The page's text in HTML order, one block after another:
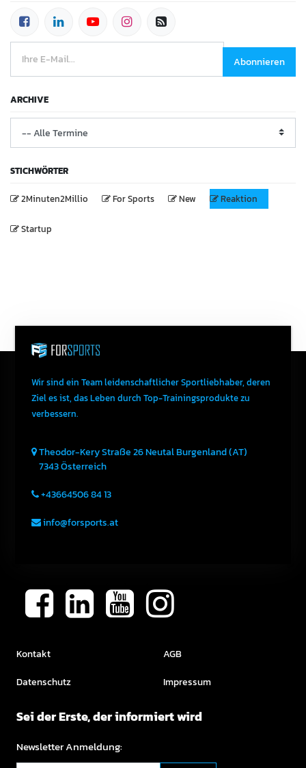
Abonnieren
ARCHIVE
STICHWÖRTER
2Minuten2Millio For Sports New Reaktion
Startup
Wir sind ein Team leidenschaftlicher Sportliebhaber, deren
Ziel es ist, das Leben durch Top-Trainingsprodukte zu
verbessern.
Theodor-Kery Straße 26NeutalBurgenland (AT)
7343Österreich
+43664506 84 13
info@forsports.at
Kontakt
Datenschutz
AGB
Impressum
Sei der Erste, der informiert wird
Newsletter Anmeldung: